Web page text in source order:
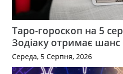
Таро-гороскоп на 5
Зодіаку отримає
Середа, 5 Серпня, 2026